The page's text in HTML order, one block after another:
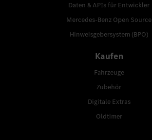
Daten & APIs für Entwickler
Mercedes-Benz Open Source
Hinweisgebersystem (BPO)
Kaufen
Fahrzeuge
Zubehör
Digitale Extras
Oldtimer